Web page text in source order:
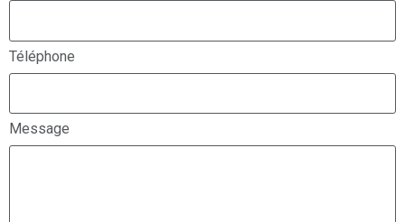
Téléphone
Message